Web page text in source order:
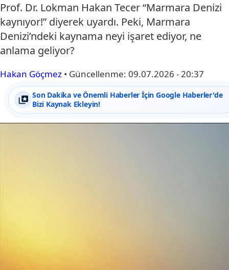
Prof. Dr. Lokman Hakan Tecer “Marmara Denizi
kaynıyor!” diyerek uyardı. Peki, Marmara
Denizi’ndeki kaynama neyi işaret ediyor, ne
anlama geliyor?
Hakan Göçmez • Güncellenme: 09.07.2026 - 20:37
Son Dakika ve Önemli Haberler İçin Google Haberler'de
Bizi Kaynak Ekleyin!